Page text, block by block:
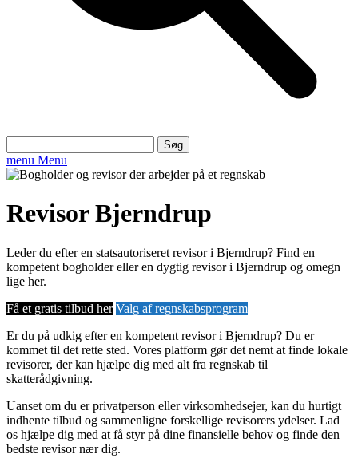
efter:
menu Menu
Revisor Bjerndrup
Leder du efter en statsautoriseret revisor i Bjerndrup? Find en
kompetent bogholder eller en dygtig revisor i Bjerndrup og omegn
lige her.
Få et gratis tilbud her Valg af regnskabsprogram
Er du på udkig efter en kompetent revisor i Bjerndrup? Du er
kommet til det rette sted. Vores platform gør det nemt at finde lokale
revisorer, der kan hjælpe dig med alt fra regnskab til
skatterådgivning.
Uanset om du er privatperson eller virksomhedsejer, kan du hurtigt
indhente tilbud og sammenligne forskellige revisorers ydelser. Lad
os hjælpe dig med at få styr på dine finansielle behov og finde den
bedste revisor nær dig.